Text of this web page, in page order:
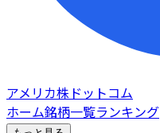
アメリカ株ドットコム
ホーム銘柄一覧ランキング